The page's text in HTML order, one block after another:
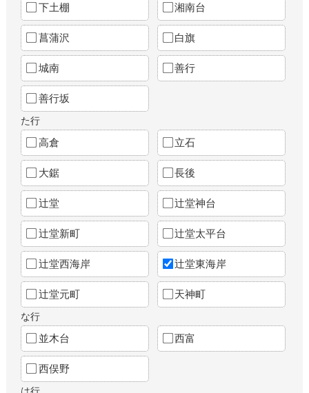
下土棚 湘南台
菖蒲沢 白旗
城南 善行
善行坂
た行
高倉 立石
大鋸 長後
辻堂 辻堂神台
辻堂新町 辻堂太平台
辻堂西海岸 辻堂東海岸
辻堂元町 天神町
な行
並木台 西富
西俣野
は行